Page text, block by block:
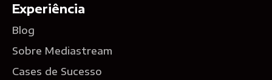
Experiência
Blog
Sobre Mediastream
Cases de Sucesso